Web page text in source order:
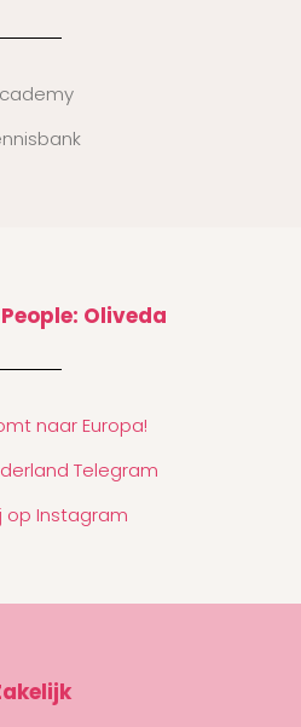
Oliveda
naar Europa!
Telegram
op Instagram